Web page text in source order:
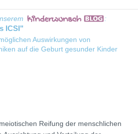
:
ICSI"
Auswirkungen von
auf die Geburt gesunder Kinder
Reifung der menschlichen